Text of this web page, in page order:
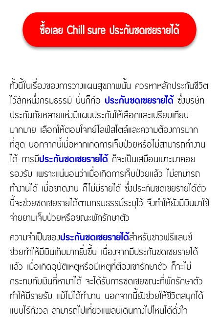
ทั้งนี้ในเรื่องของการวางแผนสุขภาพนั้น ควรหาหลักประกันชีวิต
ไว้สักหนึ่งกรมธรรม์ นั่นก็คือ ประกันชดเชยรายได้ซึ่งบริษัท
ประกันภัยหลายแห่งมีแผนประกันให้เลือกและเปรียบเทียบ
มากมาย เลือกให้ตอบโจทย์ไลฟ์สไตล์และความต้องการมาก
ที่สุด นอกจากนี้เมื่อหากเกิดการเจ็บป่วยหรือไม่สามารถทำงาน
ได้ การมีประกันชดเชยรายได้ก็จะเป็นเสมือนเบาะมาคอย
รองรับ เพราะแน่นอนว่าเมื่อเกิดการเจ็บป่วยแล้ว ไม่สามารถ
ทำงานได้ เมื่อขาดงาน ก็ไม่มีรายได้ ซึ่งประกันชดเชยรายได้ตัว
นี้จะช่วยชดเชยรายได้ตามกรมธรรม์ระบุไว้ จึงทำให้ยังมีเงินมาใช้
จ่ายยามเจ็บป่วยหรือขณะพักรักษาตัว
ความจำเป็นของประกันชดเชยรายได้สำหรับชาวฟรีแลนซ์
ช่วยทำให้มีเงินเก็บมากยิ่งขึ้น เนื่องจากมีประกันชดเชยรายได้
แล้ว เมื่อเกิดอุบัติเหตุหรือมีเหตุที่ต้องเขารักษาตัว ก็จะไม่
กระทบกับเงินที่หามาได้ จะได้รับการชดเชยขณะที่พักรักษาตัว
ทำให้มีรายรับ แม้ไม่ได้ทำงาน นอกจากนี้ยังช่วยให้ชีวิตสนุกได้
แบบไร้กังวล สามารถไปเที่ยวแพลนเดินทางไปไหนได้ดั่งใจ